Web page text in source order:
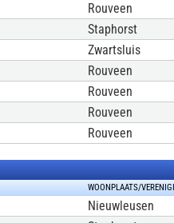
Rouveen
Staphorst
Zwartsluis
Rouveen
Rouveen
Rouveen
Rouveen
WOONPLAATS/
Nieuwleusen